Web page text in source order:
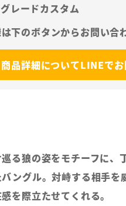
レードカスタム
商品詳細についてLINEで
る狼の姿をモチーフに、
ングル。対峙する相手を
を際立たせてくれる。